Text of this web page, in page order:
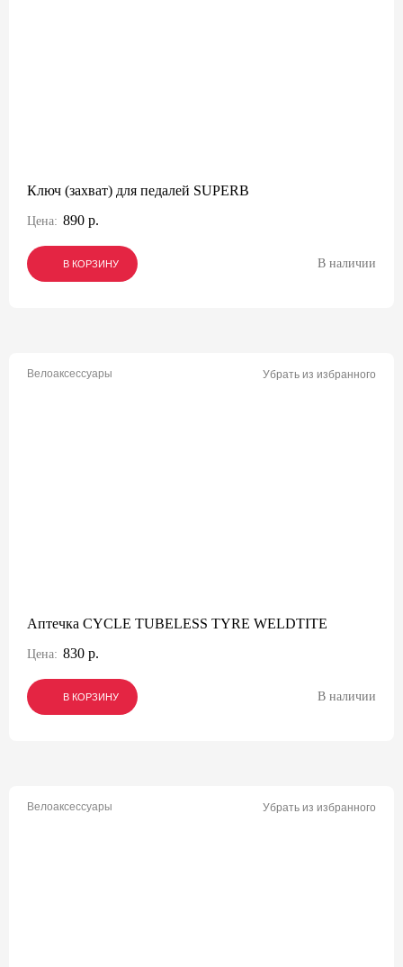
Ключ (захват) для педалей SUPERB
Цена: 890 р.
В КОРЗИНУ
В КОРЗИНУ
В КОРЗИНУ В наличии
Велоаксессуары Убрать из избранного
Аптечка CYCLE TUBELESS TYRE WELDTITE
Цена: 830 р.
В КОРЗИНУ
В КОРЗИНУ
В КОРЗИНУ В наличии
Велоаксессуары Убрать из избранного